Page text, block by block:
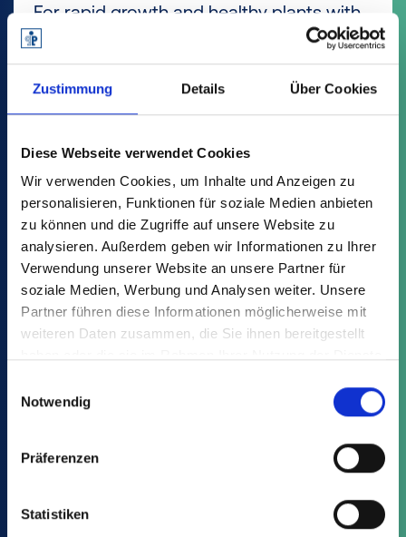
Zustimmung Details Über Cookies
Diese Webseite verwendet Cookies
Wir verwenden Cookies, um Inhalte und Anzeigen zu
personalisieren, Funktionen für soziale Medien anbieten
zu können und die Zugriffe auf unsere Website zu
analysieren. Außerdem geben wir Informationen zu Ihrer
Verwendung unserer Website an unsere Partner für
soziale Medien, Werbung und Analysen weiter. Unsere
Partner führen diese Informationen möglicherweise mit
weiteren Daten zusammen, die Sie ihnen bereitgestellt
Notwendig
Präferenzen
Statistiken
For rapid growth and healthy plants with
ideal watering and drainage.
Variants Advantages
Find your suitable article from the JP:
This might also interest you: